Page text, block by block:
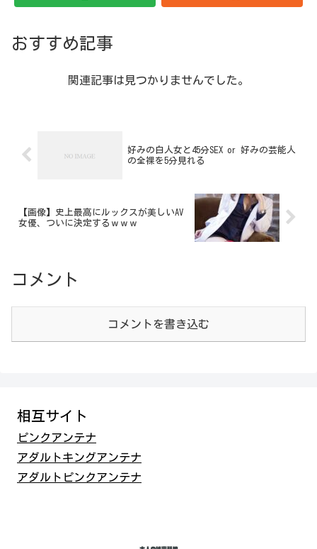
おすすめ記事
関連記事は見つかりませんでした。
好みの白人女と45分SEX or 好みの芸能人
の全裸を5分見れる
【画像】史上最高にルックスが美しいAV
女優、ついに決定するｗｗｗ
コメント
コメントを書き込む
相互サイト
ピンクアンテナ
アダルトキングアンテナ
アダルトピンクアンテナ